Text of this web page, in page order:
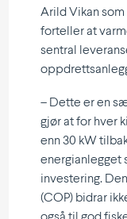
Arild Vikan
forteller at
sentral
– Dette er en
gjør at for hver
enn 30 kW
energianlegget
investering.
(COP) bidrar